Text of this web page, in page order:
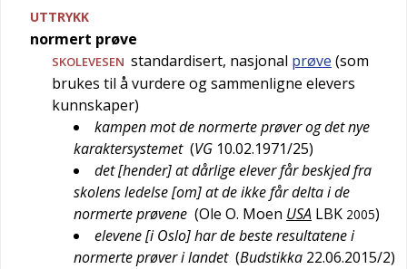
UTTRYKK
normert prøve
SKOLEVESEN standardisert, nasjonal prøve (som
brukes til å vurdere og sammenligne elevers
kunnskaper)
kampen mot de normerte prøver og det nye
karaktersystemet (VG 10.02.1971/25)
det [hender] at dårlige elever får beskjed fra
skolens ledelse [om] at de ikke får delta i de
normerte prøvene (Ole O. Moen USA LBK 2005)
elevene [i Oslo] har de beste resultatene i
normerte prøver i landet (Budstikka 22.06.2015/2)